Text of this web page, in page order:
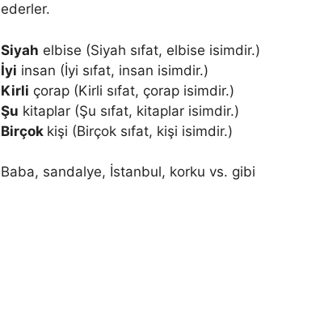
ederler.
Siyah elbise (Siyah sıfat, elbise isimdir.)
İyi insan (İyi sıfat, insan isimdir.)
Kirli çorap (Kirli sıfat, çorap isimdir.)
Şu kitaplar (Şu sıfat, kitaplar isimdir.)
Birçok kişi (Birçok sıfat, kişi isimdir.)
Baba, sandalye, İstanbul, korku vs. gibi